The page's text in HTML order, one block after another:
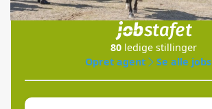
i samarbejde med
80 ledige stillinger
Opret agent
Se alle jobs